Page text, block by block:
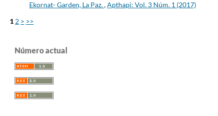
Ekornat- Garden, La Paz.,Apthapi: Vol. 3 Núm. 1 (2017)
1 2 > >>
Número actual